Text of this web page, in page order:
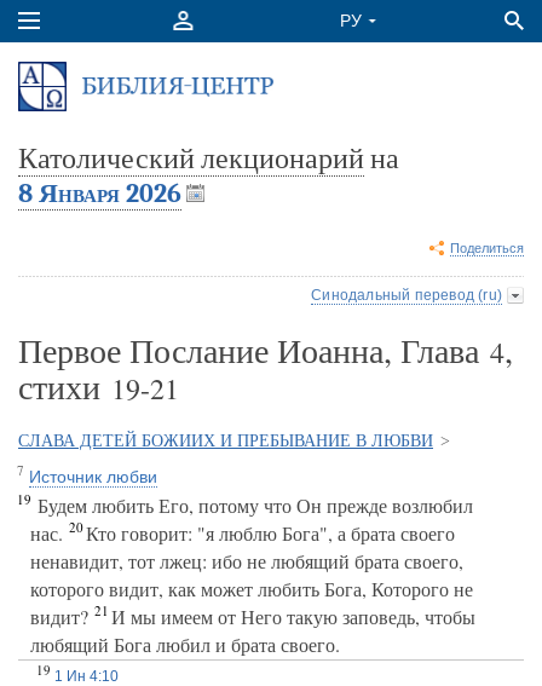
Католический лекционарийна
8 Января 2026
Поделиться
Синодальный перевод (ru)
Первое Послание Иоанна, Глава 4,
стихи 19-21
СЛАВА ДЕТЕЙ БОЖИИХ И ПРЕБЫВАНИЕ В ЛЮБВИ >
7 Источник любви
19 Будем любить Его, потому что Он прежде возлюбил
нас. 20Кто говорит: "я люблю Бога", а брата своего
ненавидит, тот лжец: ибо не любящий брата своего,
которого видит, как может любить Бога, Которого не
видит? 21И мы имеем от Него такую заповедь, чтобы
любящий Бога любил и брата своего.
19 1 Ин 4:10